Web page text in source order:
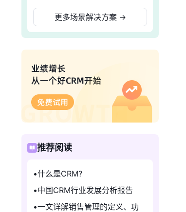
更多场景解决方案 →
推荐阅读
什么是CRM?
中国CRM行业发展分析报告
一文详解销售管理的定义、功